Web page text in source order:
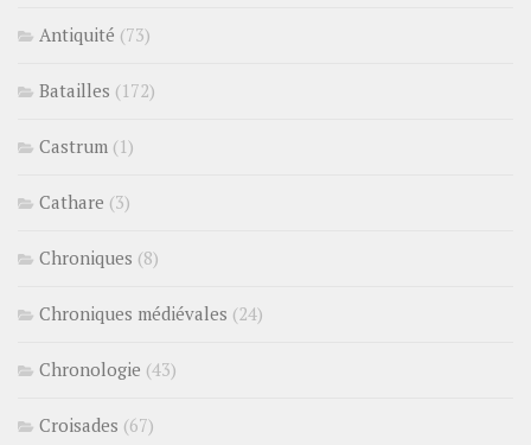
Antiquité (73)
Batailles (172)
Castrum (1)
Cathare (3)
Chroniques (8)
Chroniques médiévales (24)
Chronologie (43)
Croisades (67)